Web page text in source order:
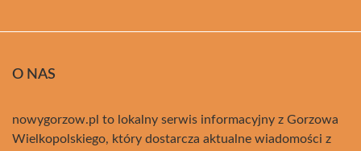
O NAS
nowygorzow.pl to lokalny serwis informacyjny z Gorzowa
Wielkopolskiego, który dostarcza aktualne wiadomości z